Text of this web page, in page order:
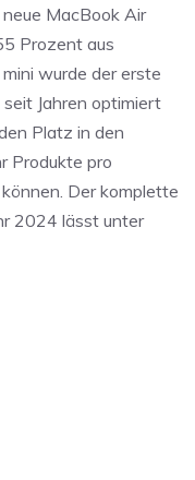
MacBook Air
Prozent aus
wurde der erste
Jahren optimiert
Platz in den
Produkte pro
Der komplette
2024 lässt unter